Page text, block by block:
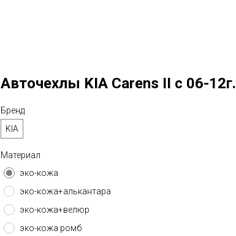
Авточехлы KIA Carens II c 06-12г.
Бренд
KIA
Материал
эко-кожа
эко-кожа+алькантара
эко-кожа+велюр
эко-кожа ромб